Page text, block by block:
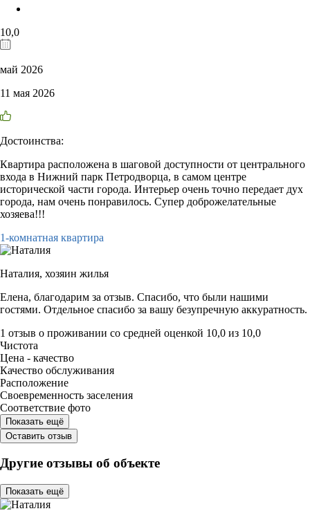
10,0
май 2026
11 мая 2026
Достоинства:
Квартира расположена в шаговой доступности от центрального
входа в Нижний парк Петродворца, в самом центре
исторической части города. Интерьер очень точно передает дух
города, нам очень понравилось. Супер доброжелательные
хозяева!!!
1-комнатная квартира
Наталия, хозяин жилья
Елена, благодарим за отзыв. Спасибо, что были нашими
гостями. Отдельное спасибо за вашу безупречную аккуратность.
1 отзыв о проживании со средней оценкой 10,0 из 10,0
Чистота
Цена - качество
Качество обслуживания
Расположение
Своевременность заселения
Соответствие фото
Показать ещё
Оставить отзыв
Другие отзывы об объекте
Показать ещё